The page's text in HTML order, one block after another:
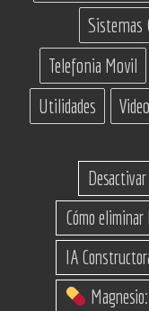
Sistemas
Telefonia Movil
Utilidades
Video
Magnesio: ¿Por